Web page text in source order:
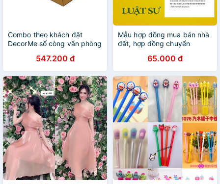
Combo theo khách đặt
DecorMe sổ còng văn phòng
547.200 đ
Mẫu hợp đồng mua bán nhà
đất, hợp đồng chuyển
+ Tài liệu hướng dẫn của
Luật sư
65.000 đ